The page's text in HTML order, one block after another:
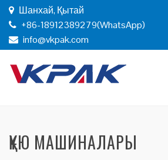
Шанхай, Қытай
+86-18912389279(WhatsApp)
info@vkpak.com
ҚҰЮ МАШИНАЛАРЫ